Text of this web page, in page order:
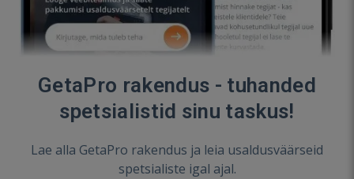
GetaPro rakendus - tuhanded
spetsialistid sinu taskus!
Lae alla GetaPro rakendus ja leia usaldusväärseid
spetsialiste igal ajal.